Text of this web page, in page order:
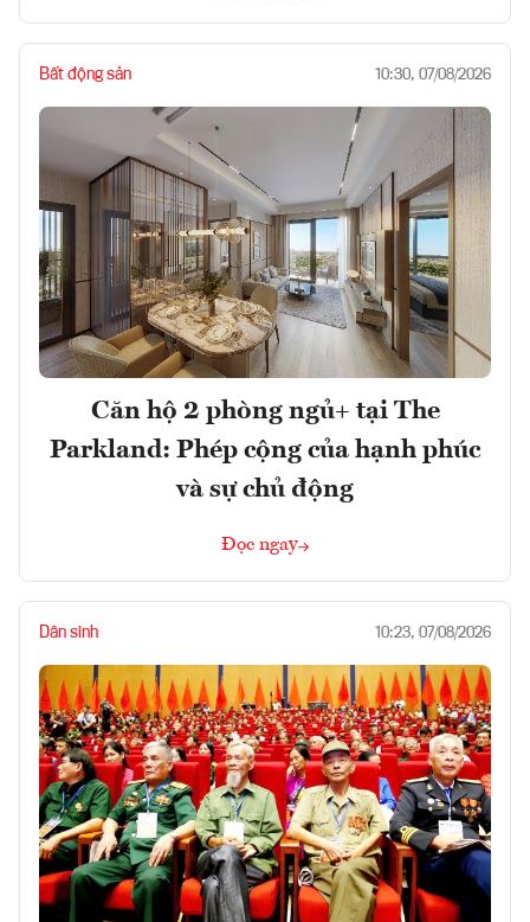
Bất động sản 10:30, 07/08/2026
Căn hộ 2 phòng ngủ+ tại The
Parkland: Phép cộng của hạnh phúc
và sự chủ động
Đọc ngay
Dân sinh 10:23, 07/08/2026